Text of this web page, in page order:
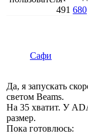
491 680
Сафи
Да, я запускать
светом Beams.
На 35 хватит. У
размер.
Пока готовлюсь: